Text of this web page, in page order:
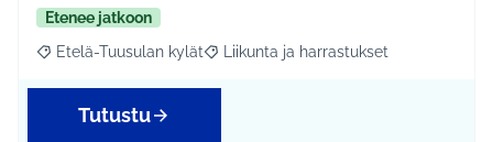
Etenee jatkoon
Rajaa tulokset aihepiirin mukaan: Etelä-Tuusulan kylät
Etelä-Tuusulan kylät Rajaa tulokset teeman mukaan:
Liikunta ja harrastukset
Tutustu